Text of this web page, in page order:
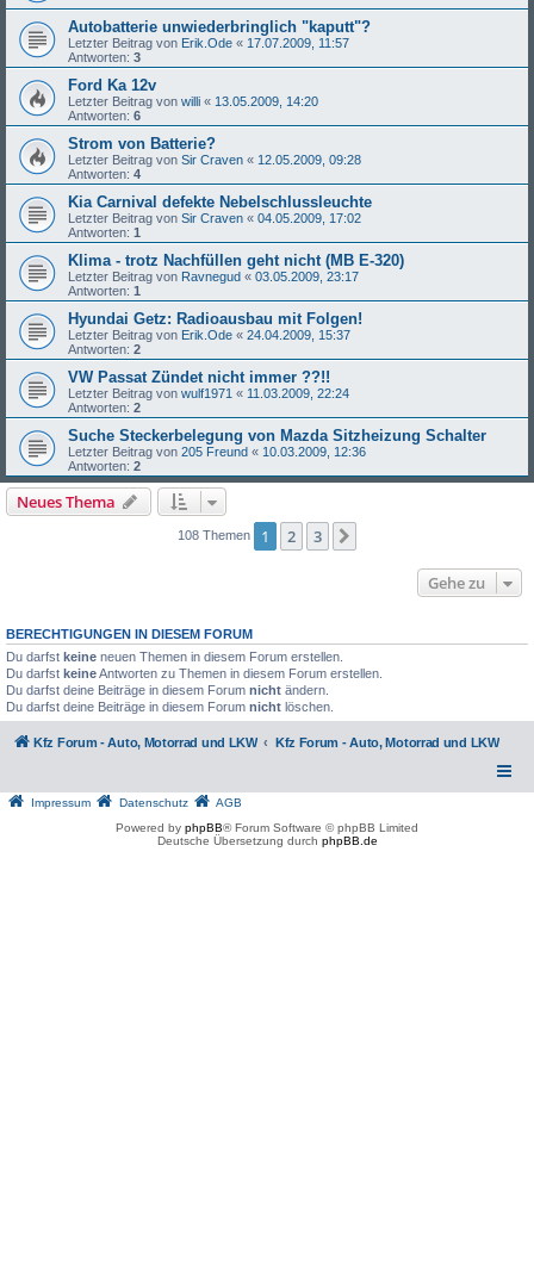
Autobatterie unwiederbringlich "kaputt"?
Letzter Beitrag von Erik.Ode « 17.07.2009, 11:57
Antworten: 3
Ford Ka 12v
Letzter Beitrag von willi « 13.05.2009, 14:20
Antworten: 6
Strom von Batterie?
Letzter Beitrag von Sir Craven « 12.05.2009, 09:28
Antworten: 4
Kia Carnival defekte Nebelschlussleuchte
Letzter Beitrag von Sir Craven « 04.05.2009, 17:02
Antworten: 1
Klima - trotz Nachfüllen geht nicht (MB E-320)
Letzter Beitrag von Ravnegud « 03.05.2009, 23:17
Antworten: 1
Hyundai Getz: Radioausbau mit Folgen!
Letzter Beitrag von Erik.Ode « 24.04.2009, 15:37
Antworten: 2
VW Passat Zündet nicht immer ??!!
Letzter Beitrag von wulf1971 « 11.03.2009, 22:24
Antworten: 2
Suche Steckerbelegung von Mazda Sitzheizung Schalter
Letzter Beitrag von 205 Freund « 10.03.2009, 12:36
Antworten: 2
Neues Thema
108 Themen 1 2 3
Gehe zu
BERECHTIGUNGEN IN DIESEM FORUM
Du darfst keine neuen Themen in diesem Forum erstellen.
Du darfst keineAntworten zu Themen in diesem Forum erstellen.
Du darfst deine Beiträge in diesem Forum nicht ändern.
Du darfst deine Beiträge in diesem Forum nicht löschen.
Kfz Forum - Auto, Motorrad und LKW Kfz Forum - Auto, Motorrad und LKW
Impressum Datenschutz
AGB
Powered by phpBB® Forum Software © phpBB Limited
Deutsche Übersetzung durch phpBB.de